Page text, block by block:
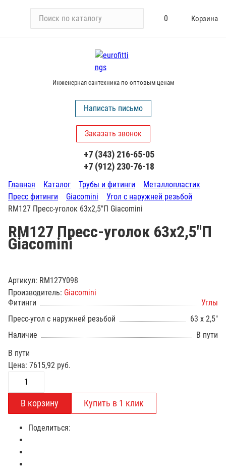
и
у
0 Корзина
Инженерная сантехника по оптовым ценам
Написать письмо
Заказать звонок
+7 (343) 216-65-05
+7 (912) 230-76-18
Главная Каталог Трубы и фитинги
Металлопластик
Пресс фитинги
Giacomini
Угол с наружней резьбой
RM127 Пресс-уголок 63х2,5"П Giacomini
RM127 Пресс-уголок 63х2,5"П
Giacomini
Артикул: RM127Y098
Производитель: Giacomini
Фитинги
Углы
Пресс-угол с наружней резьбой
63 х 2,5"
Наличие
В пути
В пути
Цена: 7615,92 руб.
Поделиться: